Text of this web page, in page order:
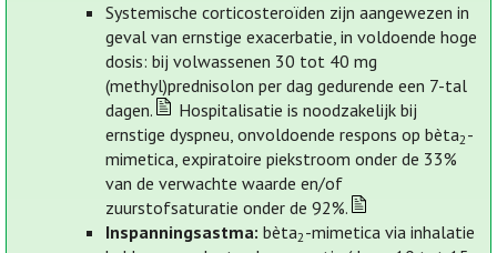
Systemische corticosteroïden zijn aangewezen in
geval van ernstige exacerbatie, in voldoende hoge
dosis: bij volwassenen 30 tot 40 mg
(methyl)prednisolon per dag gedurende een 7-tal
dagen.
Hospitalisatie is noodzakelijk bij
ernstige dyspneu, onvoldoende respons op bèta2-
mimetica, expiratoire piekstroom onder de 33%
van de verwachte waarde en/of
zuurstofsaturatie onder de 92%.
Inspanningsastma: bèta2-mimetica via inhalatie